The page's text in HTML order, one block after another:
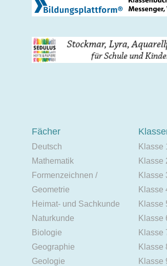
Fächer
Deutsch
Mathematik
Formenzeichnen /
Geometrie
Heimat- und Sachkunde
Naturkunde
Biologie
Geographie
Geologie
Klasse 1
Klasse
Klasse
Klasse
Klasse
Klasse
Klasse
Klasse
Klasse